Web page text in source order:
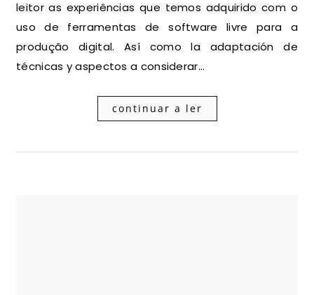
leitor as experiências que temos adquirido com o
uso de ferramentas de software livre para a
produção digital. Así como la adaptación de
técnicas y aspectos a considerar…
continuar a ler